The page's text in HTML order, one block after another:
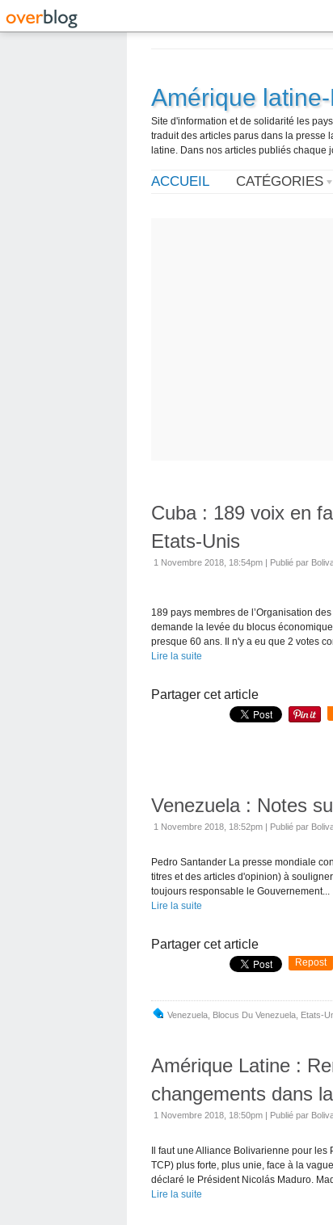
Amérique
Site d'information et de solidarité les
traduit des articles parus dans la presse
latine. Dans nos articles publiés chaque
ACCUEIL CATÉGORIES
Cuba : 189 voix en
Etats-Unis
1 Novembre 2018, 18:54pm | Publié par
189 pays membres de l’Organisation
demande la levée du blocus
presque 60 ans. Il n'y a eu que 2 votes
Lire la suite
Partager cet article
Venezuela : Notes
1 Novembre 2018, 18:52pm | Publié par
Pedro Santander La presse mondiale
titres et des articles d'opinion) à
toujours responsable le Gouvernement...
Lire la suite
Partager cet article
Repost
Venezuela Blocus Du Venezuela Etats-
Amérique Latine :
changements dans
1 Novembre 2018, 18:50pm | Publié par
Il faut une Alliance Bolivarienne pour
TCP) plus forte, plus unie, face à la
déclaré le Président Nicolás Maduro.
Lire la suite